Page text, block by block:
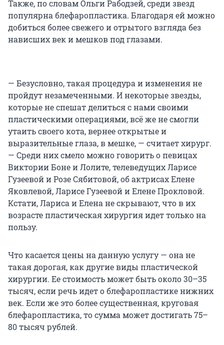
Также, по словам Ольги Рабодзей, среди звезд
популярна блефаропластика. Благодаря ей можно
добиться более свежего и отрытого взгляда без
нависших век и мешков под глазами.
— Безусловно, такая процедура и изменения не
пройдут незамеченными. И некоторые звезды,
которые не спешат делиться с нами своими
пластическими операциями, всё же не смогли
утаить своего кота, вернее открытые и
выразительные глаза, в мешке, — считает хирург.
— Среди них смело можно говорить о певицах
Виктории Боне и Лолите, телеведущих Ларисе
Гузеевой и Розе Сябитовой, об актрисах Елене
Яковлевой, Ларисе Гузеевой и Елене Прокловой.
Кстати, Лариса и Елена не скрывают, что в их
возрасте пластическая хирургия идет только на
пользу.
Что касается цены на данную услугу — она не
такая дорогая, как другие виды пластической
хирургии. Ее стоимость может быть около 30–35
тысяч, если речь идет о блефаропластике нижних
век. Если же это более существенная, круговая
блефаропластика, то сумма может достигать 75–
80 тысяч рублей.